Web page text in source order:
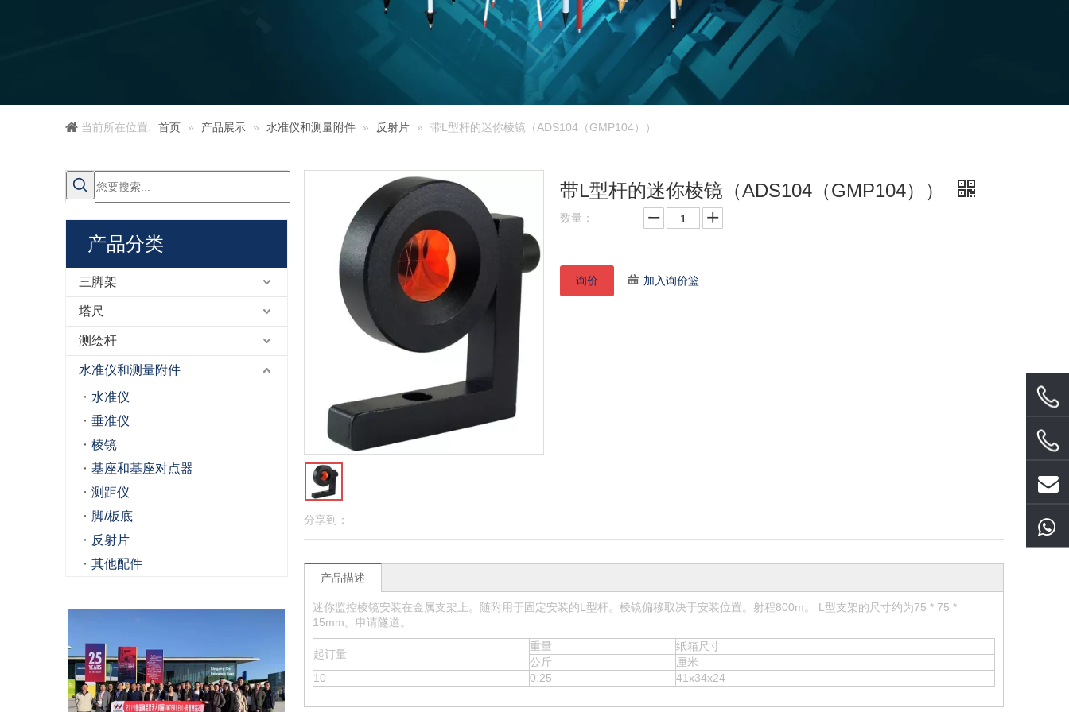
当前所在位置: 首页 » 产品展示 » 水准仪和测量附件 » 反射片 » 带L型杆的迷你棱镜（ADS104（GMP104））
产品分类
三脚架
塔尺
测绘杆
水准仪和测量附件
水准仪
垂准仪
棱镜
基座和基座对点器
测距仪
脚/板底
反射片
其他配件
分享到：
带L型杆的迷你棱镜（ADS104（GMP104））
数量：
询价 加入询价篮
产品描述
迷你监控棱镜安装在金属支架上。随附用于固定安装的L型杆。棱镜偏移取决于安装位置。射程800m。 L型支架的尺寸约为75 * 75 *
15mm。申请隧道。
起订量
重量
纸箱尺寸
公斤
厘米
10
0.25 41x34x24